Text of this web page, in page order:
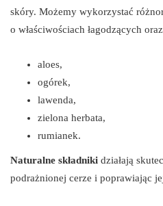
skóry. Możemy wykorzystać
o właściwościach łagodzących
aloes,
ogórek,
lawenda,
zielona herbata,
rumianek.
Naturalne składniki działają
podrażnionej cerze i poprawiając